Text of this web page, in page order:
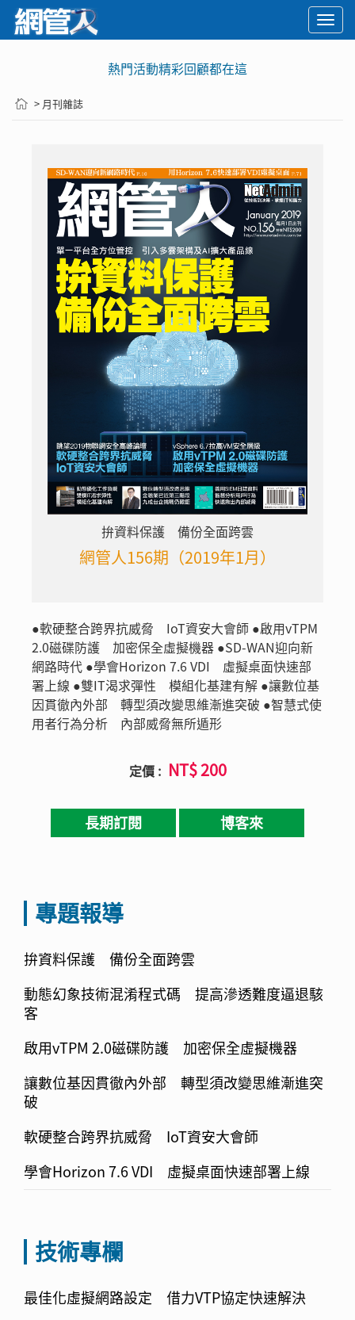
熱門活動精彩回顧都在這
> 月刊雜誌
拚資料保護 備份全面跨雲
網管人156期（2019年1月）
●軟硬整合跨界抗威脅 IoT資安大會師 ●啟用vTPM
2.0磁碟防護 加密保全虛擬機器 ●SD-WAN迎向新
網路時代 ●學會Horizon 7.6 VDI 虛擬桌面快速部
署上線 ●雙IT渴求彈性 模組化基建有解 ●讓數位基
因貫徹內外部 轉型須改變思維漸進突破 ●智慧式使
用者行為分析 內部威脅無所遁形
定價 : NT$ 200
長期訂閱 博客來
專題報導
拚資料保護 備份全面跨雲
動態幻象技術混淆程式碼 提高滲透難度逼退駭
客
啟用vTPM 2.0磁碟防護 加密保全虛擬機器
讓數位基因貫徹內外部 轉型須改變思維漸進突
破
軟硬整合跨界抗威脅 IoT資安大會師
學會Horizon 7.6 VDI 虛擬桌面快速部署上線
技術專欄
最佳化虛擬網路設定 借力VTP協定快速解決